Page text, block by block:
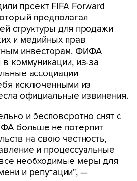
проект FIFA Forward
предполагал
структуры для продажи
и медийных прав
инвесторам. ФИФА
коммуникации, из-за
ассоциации
исключенными из
официальные извинения.
и бесповоротно снят с
больше не потерпит
на свою честность,
и процессуальные
необходимые меры для
и репутации", —